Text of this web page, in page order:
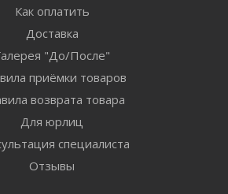
Как оплатить
Доставка
"До/После"
приёмки товаров
возврата товара
Для юрлиц
специалиста
Отзывы